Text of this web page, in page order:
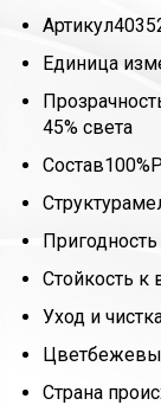
Артикул
Единица
45% света
Состав
Структура
Стойкость
Уход и
Цвет
Страна